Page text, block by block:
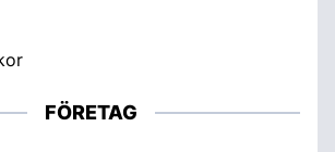
FÖRETAG